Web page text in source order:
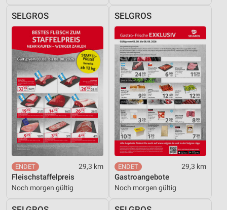
SELGROS
29,3 km
Fleischstaffelpreis
Noch morgen gültig
SELGROS
29,3 km
Gastroangebote
Noch morgen gültig